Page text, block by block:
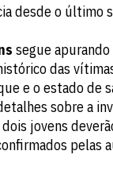
desde o último
segue apurando
das
e o estado de
sobre a
jovens
pelas